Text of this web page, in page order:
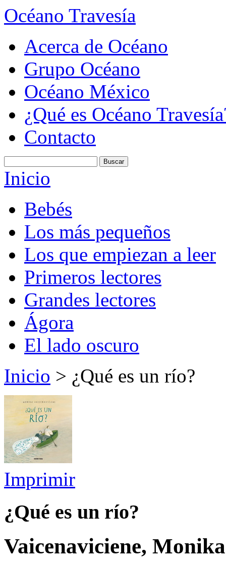
Océano Travesía
Acerca de Océano
Grupo Océano
Océano México
¿Qué es Océano
Contacto
Inicio
Bebés
Los más pequeños
Los que empiezan a leer
Primeros lectores
Grandes lectores
Ágora
El lado oscuro
Inicio > ¿Qué es un río?
Imprimir
¿Qué es un río?
Vaicenaviciene, Monika